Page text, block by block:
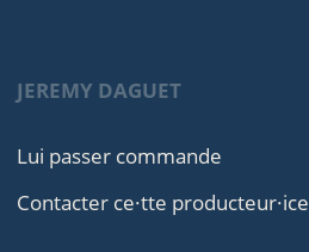
JEREMY DAGUET
Lui passer commande
Contacter ce·tte producteur·ice